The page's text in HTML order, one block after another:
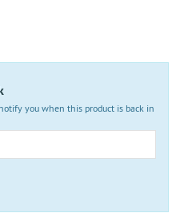
you when this product is back in